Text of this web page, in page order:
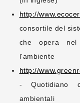
http://
consortile del
che opera nel
l'ambiente
http://
- Quotidiano
ambientali